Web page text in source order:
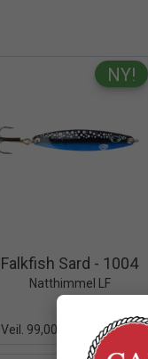
Falkfish Sard - 1004
Natthimmel LF
Veil. 99,00